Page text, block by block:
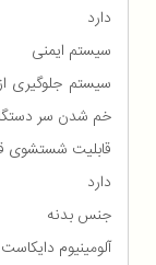
دارد
سیستم ایمنی
سیستم جلوگیری
خم شدن سر
قابلیت شستشوی
دارد
جنس بدنه
آلومینیوم دايكاست